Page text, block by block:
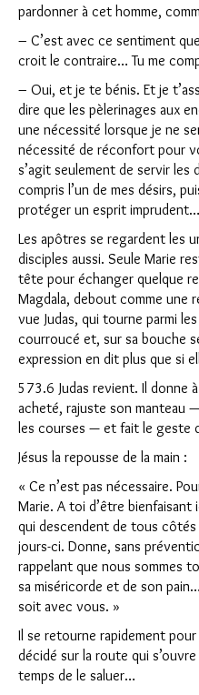
pardonner à cet homme,
– C’est avec ce sentiment
croit le contraire… Tu me
– Oui, et je te bénis. Et je
dire que les pèlerinages aux
une nécessité lorsque je ne
nécessité de réconfort pour
s’agit seulement de servir les
compris l’un de mes désirs,
protéger un esprit
Les apôtres se regardent les
disciples aussi. Seule Marie
tête pour échanger quelque
Magdala, debout comme une
vue Judas, qui tourne parmi
courroucé et, sur sa bouche
expression en dit plus que si
573.6 Judas revient. Il donne
acheté, rajuste son manteau
les courses — et fait le geste
Jésus la repousse de la main :
« Ce n’est pas nécessaire.
Marie. A toi d’être bienfaisant
qui descendent de tous côtés
jours-ci. Donne, sans
rappelant que nous sommes
sa miséricorde et de son
soit avec vous. »
Il se retourne rapidement pour
décidé sur la route qui
temps de le saluer…